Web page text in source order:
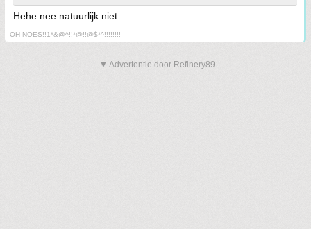
Hehe nee natuurlijk niet.
OH NOES!!1*&@^!!*@!!@$*^!!!!!!!!
▼ Advertentie door Refinery89